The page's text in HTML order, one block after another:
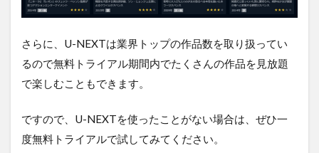
品
パ
フ
ェ
ス
ト
さらに、U-NEXTは業界トップの作品数を取り扱ってい
るので無料トライアル期間内でたくさんの作品を見放題
で楽しむこともできます。
ですので、U-NEXTを使ったことがない場合は、ぜひ一
度無料トライアルで試してみてください。